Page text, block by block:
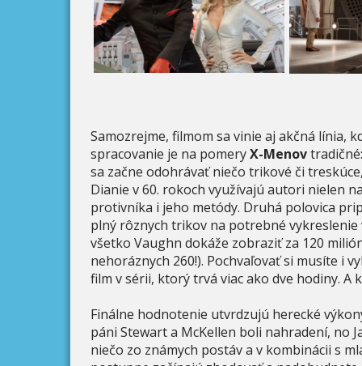
Samozrejme, filmom sa vinie aj akčná línia,
spracovanie je na pomeryX-Menov
sa začne odohrávať niečo trikové či
Dianie v 60. rokoch využívajú autori nielen
protivníka i jeho metódy. Druhá polovica
plný rôznych trikov na potrebné
všetko Vaughn dokáže zobraziť za 120
nehoráznych 260!). Pochvaľovať si musíte i
film v sérii, ktorý trvá viac ako dve hodiny. A
Finálne hodnotenie utvrdzujú herecké
páni Stewart a McKellen boli nahradení, no
niečo zo známych postáv a v kombinácii s